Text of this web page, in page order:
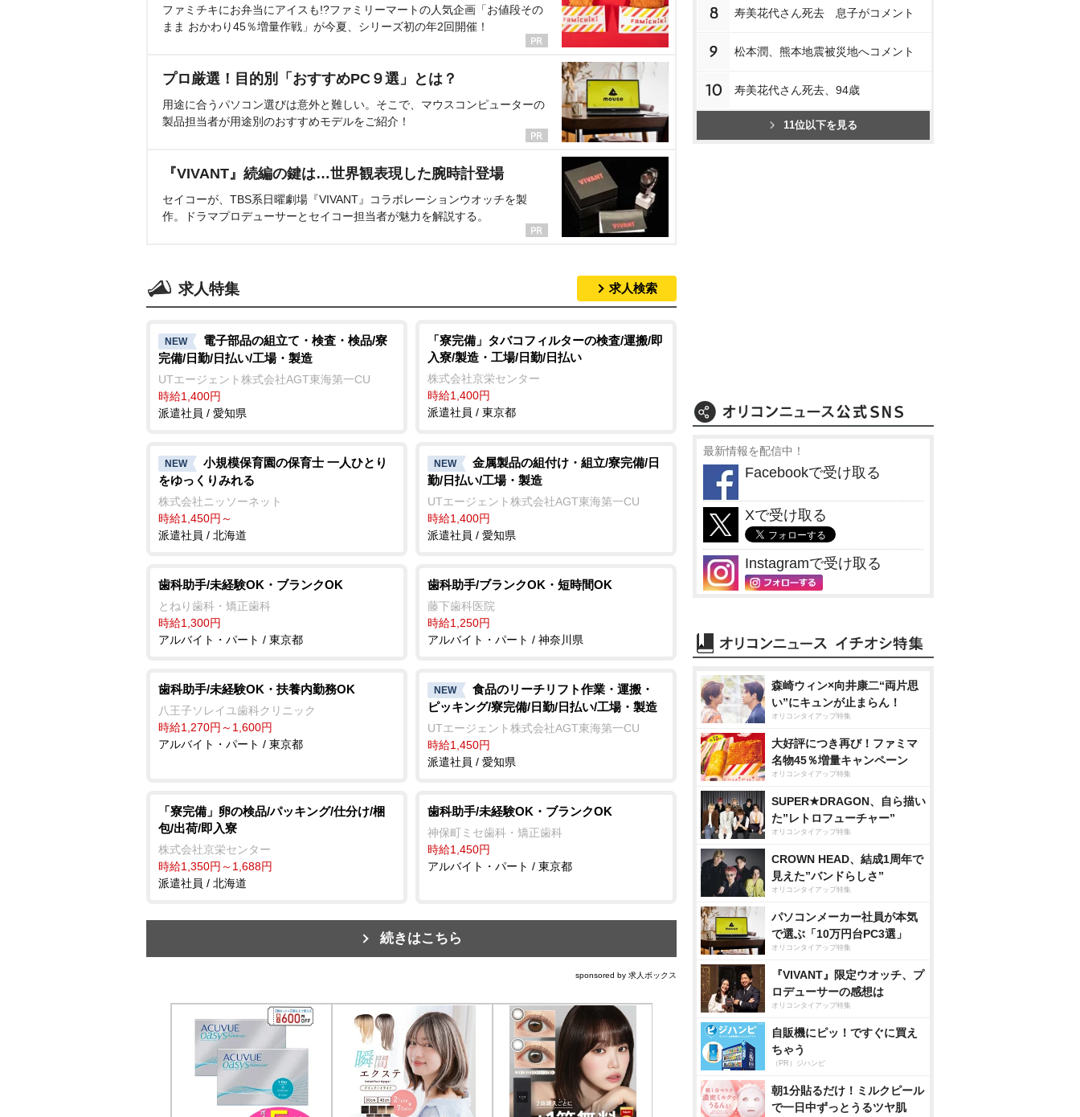
ファミチキにお弁当にアイスも!?ファミリーマートの人気企画「お値段その
まま おかわり45％増量作戦」が今夏、シリーズ初の年2回開催！
プロ厳選！目的別「おすすめPC９選」とは？
用途に合うパソコン選びは意外と難しい。そこで、マウスコンピューターの
製品担当者が用途別のおすすめモデルをご紹介！
『VIVANT』続編の鍵は…世界観表現した腕時計登場
セイコーが、TBS系日曜劇場『VIVANT』コラボレーションウオッチを製
作。ドラマプロデューサーとセイコー担当者が魅力を解説する。
求人特集 求人検索
NEW
電子部品の組立て・検査・検品/寮
完備/日勤/日払い/工場・製造
UTエージェント株式会社AGT東海第一CU
時給1,400円
派遣社員 / 愛知県
「寮完備」タバコフィルターの検査/運搬/即
入寮/製造・工場/日勤/日払い
株式会社京栄センター
時給1,400円
派遣社員 / 東京都
NEW
小規模保育園の保育士 一人ひとり
をゆっくりみれる
株式会社ニッソーネット
時給1,450円～
派遣社員 / 北海道
NEW
金属製品の組付け・組立/寮完備/日
勤/日払い/工場・製造
UTエージェント株式会社AGT東海第一CU
時給1,400円
派遣社員 / 愛知県
歯科助手/未経験OK・ブランクOK
とねり歯科・矯正歯科
時給1,300円
アルバイト・パート / 東京都
歯科助手/ブランクOK・短時間OK
藤下歯科医院
時給1,250円
アルバイト・パート / 神奈川県
歯科助手/未経験OK・扶養内勤務OK
八王子ソレイユ歯科クリニック
時給1,270円～1,600円
アルバイト・パート / 東京都
NEW
食品のリーチリフト作業・運搬・
ピッキング/寮完備/日勤/日払い/工場・製造
UTエージェント株式会社AGT東海第一CU
時給1,450円
派遣社員 / 愛知県
「寮完備」卵の検品/パッキング/仕分け/梱
包/出荷/即入寮
株式会社京栄センター
時給1,350円～1,688円
派遣社員 / 北海道
歯科助手/未経験OK・ブランクOK
神保町ミセ歯科・矯正歯科
時給1,450円
アルバイト・パート / 東京都
続きはこちら
sponsored by 求人ボックス
8 寿美花代さん死去 息子がコメント
9 松本潤、熊本地震被災地へコメント
10 寿美花代さん死去、94歳
11位以下を見る
最新情報を配信中！
Facebookで受け取る
Xで受け取る
Instagramで受け取る
森崎ウィン×向井康二“両片思
い”にキュンが止まらん！
オリコンタイアップ特集
大好評につき再び！ファミマ
名物45％増量キャンペーン
オリコンタイアップ特集
SUPER★DRAGON、自ら描い
た”レトロフューチャー”
オリコンタイアップ特集
CROWN HEAD、結成1周年で
見えた”バンドらしさ”
オリコンタイアップ特集
パソコンメーカー社員が本気
で選ぶ「10万円台PC3選」
オリコンタイアップ特集
『VIVANT』限定ウオッチ、プ
ロデューサーの感想は
オリコンタイアップ特集
自販機にピッ！ですぐに買え
ちゃう
（PR）ジハンピ
朝1分貼るだけ！ミルクピール
で一日中ずっとうるツヤ肌